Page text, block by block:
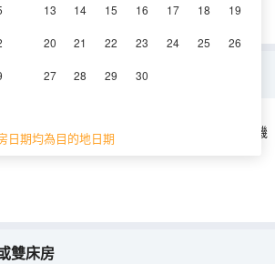
13 14 15 16 17 18 19
20 21 22 23 24 25 26
27 28 29 30
日期均為目的地日期
1-2層 空調 電視機
雙床房